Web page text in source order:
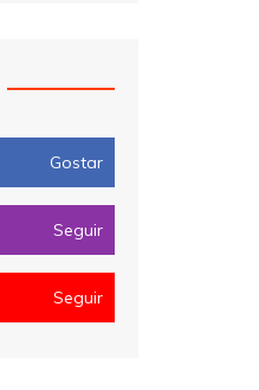
Gostar
Seguir
Seguir